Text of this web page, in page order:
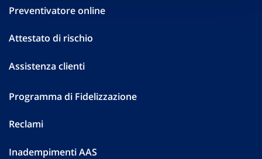
Preventivatore online
Attestato di rischio
Assistenza clienti
Programma di Fidelizzazione
Reclami
Inadempimenti AAS